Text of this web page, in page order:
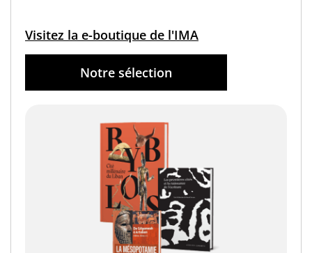
Notre sélection
Visitez la e-boutique de l'IMA